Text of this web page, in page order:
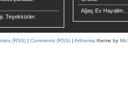
Teşekkürler.
Ağaç Ev Hayalim...
(RSS) | Comments (RSS) | Arthemia theme by